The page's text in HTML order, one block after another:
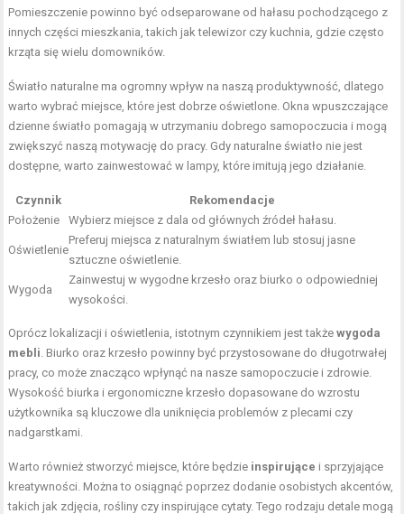
Pomieszczenie powinno być odseparowane od hałasu pochodzącego z
innych części mieszkania, takich jak telewizor czy kuchnia, gdzie często
krząta się wielu domowników.
Światło naturalne ma ogromny wpływ na naszą produktywność, dlatego
warto wybrać miejsce, które jest dobrze oświetlone. Okna wpuszczające
dzienne światło pomagają w utrzymaniu dobrego samopoczucia i mogą
zwiększyć naszą motywację do pracy. Gdy naturalne światło nie jest
dostępne, warto zainwestować w lampy, które imitują jego działanie.
Czynnik
Rekomendacje
Położenie
Wybierz miejsce z dala od głównych źródeł hałasu.
Oświetlenie
Preferuj miejsca z naturalnym światłem lub stosuj jasne
sztuczne oświetlenie.
Wygoda
Zainwestuj w wygodne krzesło oraz biurko o odpowiedniej
wysokości.
Oprócz lokalizacji i oświetlenia, istotnym czynnikiem jest takżewygoda
mebli . Biurko oraz krzesło powinny być przystosowane do długotrwałej
pracy, co może znacząco wpłynąć na nasze samopoczucie i zdrowie.
Wysokość biurka i ergonomiczne krzesło dopasowane do wzrostu
użytkownika są kluczowe dla uniknięcia problemów z plecami czy
nadgarstkami.
Warto również stworzyć miejsce, które będzie inspirujące i sprzyjające
kreatywności. Można to osiągnąć poprzez dodanie osobistych akcentów,
takich jak zdjęcia, rośliny czy inspirujące cytaty. Tego rodzaju detale mogą